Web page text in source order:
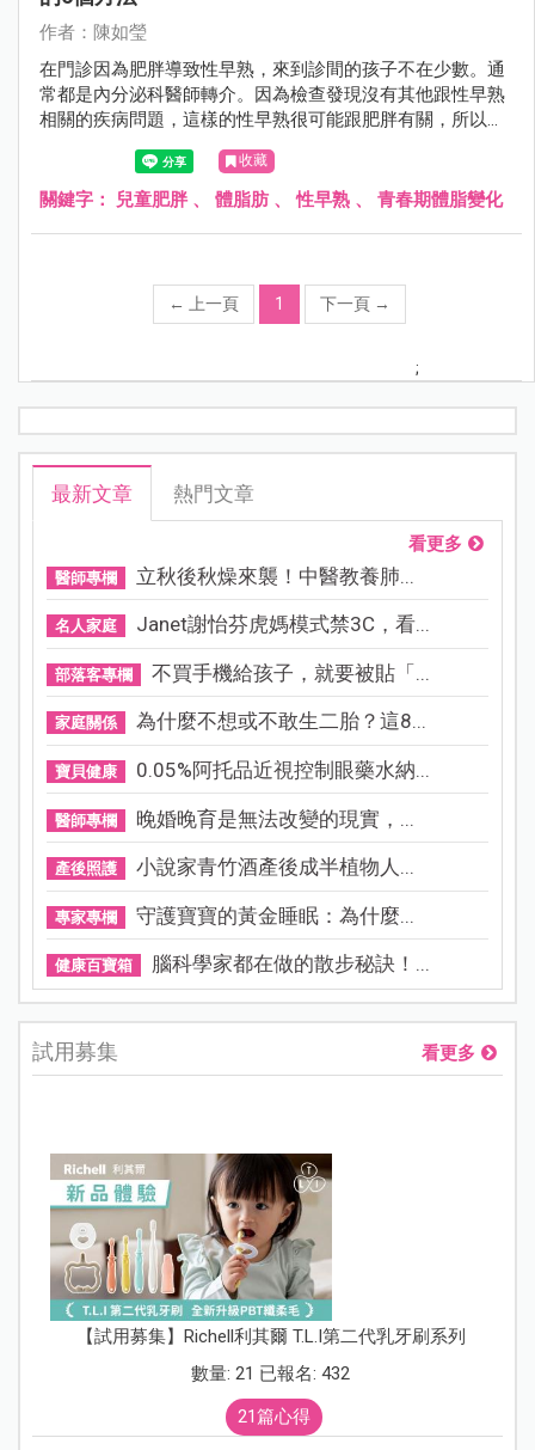
作者：陳如瑩
在門診因為肥胖導致性早熟，來到診間的孩子不在少數。通
常都是內分泌科醫師轉介。因為檢查發現沒有其他跟性早熟
相關的疾病問題，這樣的性早熟很可能跟肥胖有關，所以來
到我的門診做體重控制。今天就來聊聊兒童肥胖、體脂肪與
收藏
關鍵字： 兒童肥胖、 體脂肪、性早熟 、 青春期體脂變化
← 上一頁 1 下一頁 →
;
最新文章 熱門文章
看更多
醫師專欄 立秋後秋燥來襲！中醫教養肺...
名人家庭 Janet謝怡芬虎媽模式禁3C，看...
部落客專欄 不買手機給孩子，就要被貼「...
家庭關係 為什麼不想或不敢生二胎？這8...
寶貝健康 0.05%阿托品近視控制眼藥水納...
醫師專欄 晚婚晚育是無法改變的現實，...
產後照護 小說家青竹酒產後成半植物人...
專家專欄 守護寶寶的黃金睡眠：為什麼...
健康百寶箱 腦科學家都在做的散步秘訣！...
試用募集 看更多
【試用募集】Richell利其爾 T.L.I第二代乳牙刷系列
數量: 21 已報名: 432
21篇心得